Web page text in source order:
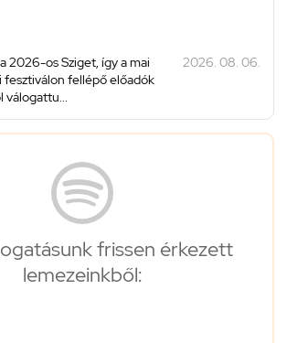
2026-os Sziget, így a mai
fesztiválon fellépő előadók
válogattu...
2026. 08. 06.
frissen érkezett
lemezeinkből: